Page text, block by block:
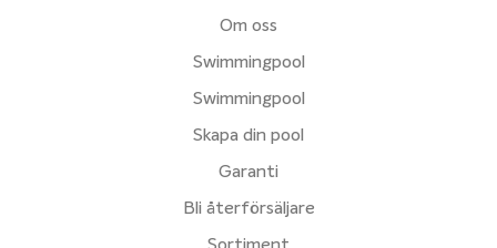
Om oss
Swimmingpool
Swimmingpool
Skapa din pool
Garanti
Bli återförsäljare